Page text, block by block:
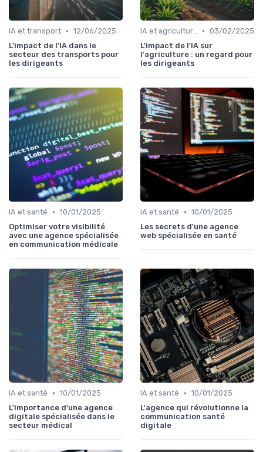
IA et transport • 12/06/2025
L'impact de l'IA dans le
secteur des transports pour
les dirigeants
IA et agriculture • 03/02/2025
L'impact de l'IA sur
l'agriculture : un regard pour
les dirigeants
IA et santé • 10/01/2025
Optimiser votre visibilité
avec une agence spécialisée
en communication médicale
IA et santé • 10/01/2025
Les secrets d'une agence
web spécialisée en santé
IA et santé • 10/01/2025
L'importance d'une agence
digitale spécialisée dans le
secteur médical
IA et santé • 10/01/2025
L'agence qui révolutionne la
communication santé
digitale